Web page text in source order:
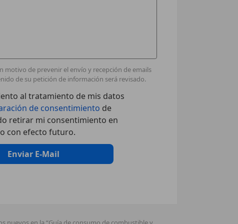
motivo de prevenir el envío y recepción de emails
de su petición de información será revisado.
al tratamiento de mis datos
de consentimiento de
retirar mi consentimiento en
con efecto futuro.
Enviar E-Mail